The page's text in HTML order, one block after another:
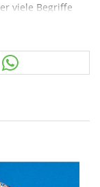
viele Begriffe
zur
mit Dummys
– Ein
funktioniert
Weise